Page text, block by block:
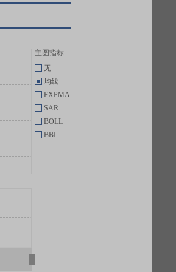
主图指标
无
均线
EXPMA
SAR
BOLL
BBI